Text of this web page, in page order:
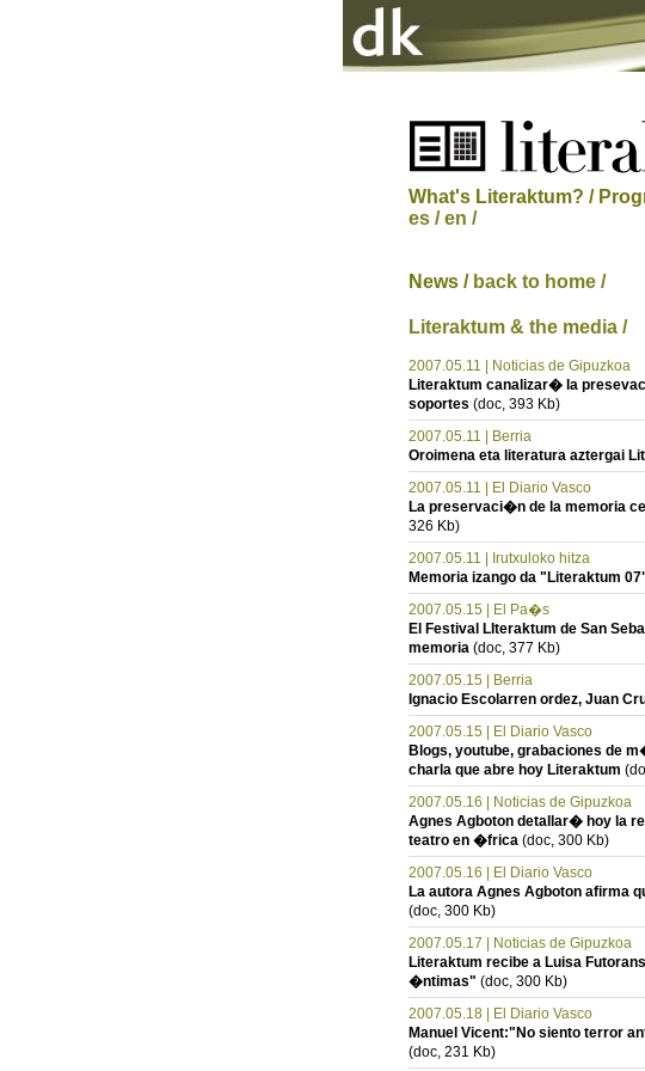
What's Literaktum? /
es / en /
News / back to home /
Literaktum & the media /
2007.05.11 | Noticias de Gipuzkoa
Literaktum canalizar� la
soportes (doc, 393 Kb)
2007.05.11 | Berria
Oroimena eta literatura aztergai
2007.05.11 | El Diario Vasco
La preservaci�n de la memoria
326 Kb)
2007.05.11 | Irutxuloko hitza
Memoria izango da "Literaktum
2007.05.15 | El Pa�s
El Festival LIteraktum de San
memoria (doc, 377 Kb)
2007.05.15 | Berria
Ignacio Escolarren ordez, Juan
2007.05.15 | El Diario Vasco
Blogs, youtube, grabaciones de
charla que abre hoy Literaktum
2007.05.16 | Noticias de Gipuzkoa
Agnes Agboton detallar� hoy la
teatro en �frica (doc, 300 Kb)
2007.05.16 | El Diario Vasco
La autora Agnes Agboton afirma
(doc, 300 Kb)
2007.05.17 | Noticias de Gipuzkoa
Literaktum recibe a Luisa
�ntimas" (doc, 300 Kb)
2007.05.18 | El Diario Vasco
Manuel Vicent:"No siento terror
(doc, 231 Kb)